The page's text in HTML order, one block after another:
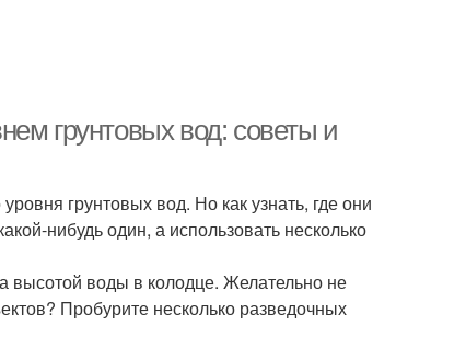
грунтовых вод: советы и
грунтовых вод. Но как узнать, где они
нибудь один, а использовать несколько
высотой воды в колодце. Желательно не
Пробурите несколько разведочных